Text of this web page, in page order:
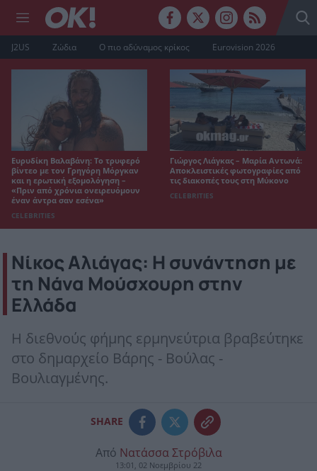
J2US Ζώδια Ο πιο αδύναμος κρίκος Eurovision 2026
Ευρυδίκη Βαλαβάνη: Το τρυφερό
βίντεο με τον Γρηγόρη Μόργκαν
και η ερωτική εξομολόγηση –
«Πριν από χρόνια ονειρευόμουν
έναν άντρα σαν εσένα»
CELEBRITIES
Γιώργος Λιάγκας – Μαρία Αντωνά:
Αποκλειστικές φωτογραφίες από
τις διακοπές τους στη Μύκονο
CELEBRITIES
Νίκος Αλιάγας: Η συνάντηση με
τη Νάνα Μούσχουρη στην
Ελλάδα
Η διεθνούς φήμης ερμηνεύτρια βραβεύτηκε
στο δημαρχείο Βάρης - Βούλας -
Βουλιαγμένης.
SHARE
Από Νατάσσα Στρόβιλα
13:01, 02 Νοεμβρίου 22